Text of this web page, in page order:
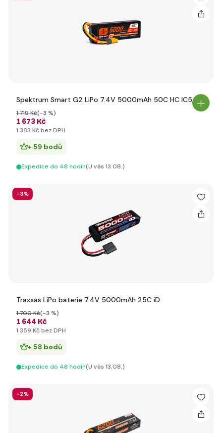
Spektrum Smart G2 LiPo 7.4V 5000mAh 50C HC IC5
1 673 Kč
1 719 Kč(-3 %)
1 383 Kč bez DPH
+ 59 bodů
Expedice do 48 hodín(U vás 13.08.)
-3%
Traxxas LiPo baterie 7.4V 5000mAh 25C iD
1 644 Kč
1 700 Kč(-3 %)
1 359 Kč bez DPH
+ 58 bodů
Expedice do 48 hodín(U vás 13.08.)
-2%